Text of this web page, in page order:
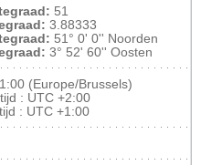
51
3.88333
51° 0' 0'' Noorden
3° 52' 60'' Oosten
(Europe/Brussels)
: UTC +2:00
: UTC +1:00